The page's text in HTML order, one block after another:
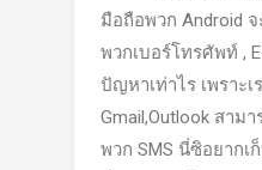
มือถือพวก Android
พวกเบอร์โทรศัพท์ ,
ปัญหาเท่าไร เพราะเ
Gmail,Outlook สาม
พวก SMS นี่ซิอยากเ